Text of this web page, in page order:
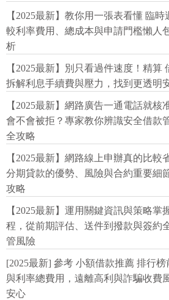
【2025最新】教你用一張表看懂 臨
較利率費用、總成本與申請門檻懶人
析
【2025最新】別只看過件速度！精算
拆解利息手續費與壓力，找到更透明
【2025最新】網路廣告一通電話就核
會不會被拒？專家教你辨識安全借款
全攻略
【2025最新】網路線上申辦真的比較
分期貸款的優勢、風險與合約重要細
攻略
【2025最新】運用關鍵資訊與策略掌
程，從前期評估、送件到撥款與簽約
管風險
[2025最新] 參考 小額借款推薦 排行
與利率總費用，遠離高利與詐騙收費
安心